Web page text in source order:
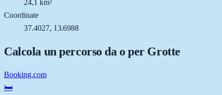
24,1 km²
Coordinate
37.4027, 13.6988
Calcola un percorso da o per Grotte
Booking.com
🛏️